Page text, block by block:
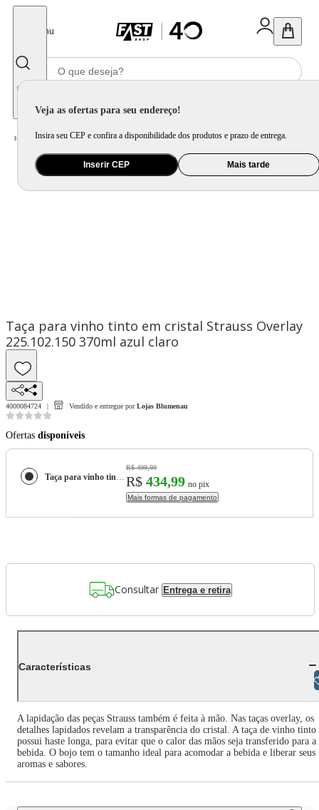
Menu
Veja as ofertas para seu endereço!
Insira seu CEP e confira a disponibilidade dos produtos e prazo de entrega.
Inserir CEP Mais tarde
Home Utilidade Doméstica Bar / Copo e Taça para Bebida
Taça para vinho tinto em cristal Strauss Overlay
225.102.150 370ml azul claro
4000084724 Vendido e entregue por Lojas Blumenau
Ofertas disponíveis
Taça para vinho tinto em cristal Strauss Overlay 225.102.150 370ml azul claro
R$ 499,99
R$ 434,99 no pix
Mais formas de pagamento
Consultar Entrega e retira
Características
A lapidação das peças Strauss também é feita à mão. Nas taças overlay, os
detalhes lapidados revelam a transparência do cristal. A taça de vinho tinto
possui haste longa, para evitar que o calor das mãos seja transferido para a
bebida. O bojo tem o tamanho ideal para acomodar a bebida e liberar seus
aromas e sabores.